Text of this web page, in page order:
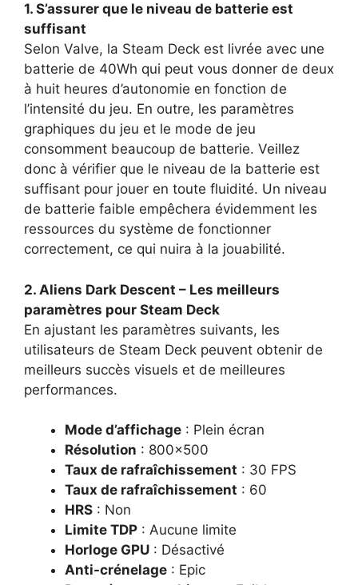
1. S’assurer que le niveau de batterie est
suffisant
Selon Valve, la Steam Deck est livrée avec une
batterie de 40Wh qui peut vous donner de deux
à huit heures d’autonomie en fonction de
l’intensité du jeu. En outre, les paramètres
graphiques du jeu et le mode de jeu
consomment beaucoup de batterie. Veillez
donc à vérifier que le niveau de la batterie est
suffisant pour jouer en toute fluidité. Un niveau
de batterie faible empêchera évidemment les
ressources du système de fonctionner
correctement, ce qui nuira à la jouabilité.
2. Aliens Dark Descent – Les meilleurs
paramètres pour Steam Deck
En ajustant les paramètres suivants, les
utilisateurs de Steam Deck peuvent obtenir de
meilleurs succès visuels et de meilleures
performances.
Mode d’affichage : Plein écran
Résolution : 800×500
Taux de rafraîchissement : 30 FPS
Taux de rafraîchissement : 60
HRS : Non
Limite TDP : Aucune limite
Horloge GPU : Désactivé
Anti-crénelage : Epic